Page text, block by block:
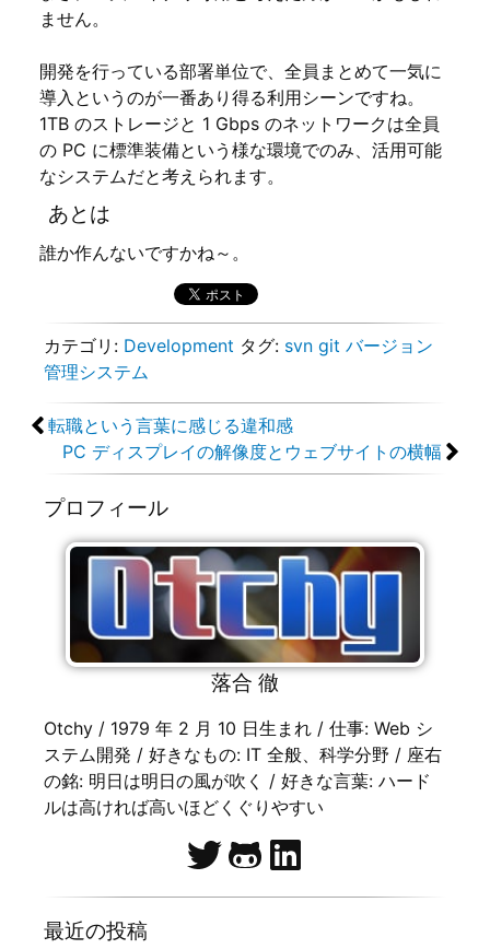
ません。
開発を行っている部署単位で、全員まとめて一気に
導入というのが一番あり得る利用シーンですね。
1TB のストレージと 1 Gbps のネットワークは全員
の PC に標準装備という様な環境でのみ、活用可能
なシステムだと考えられます。
あとは
誰か作んないですかね～。
カテゴリ: Development タグ: svn git バージョン
管理システム
転職という言葉に感じる違和感
PC ディスプレイの解像度とウェブサイトの横幅
プロフィール
落合 徹
Otchy / 1979 年 2 月 10 日生まれ / 仕事: Web シ
ステム開発 / 好きなもの: IT 全般、科学分野 / 座右
の銘: 明日は明日の風が吹く / 好きな言葉: ハード
ルは高ければ高いほどくぐりやすい
最近の投稿